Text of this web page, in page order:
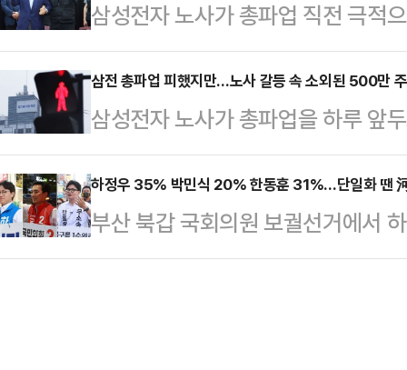
성과급(OPI) 체계를 유지하면서
설한 점이다.노사…
(1980년~2000년 출생자) 중심의
적 이익과 보상을 최우선으로 삼는
다.반면 이들이 내세운 실리주의가
계를 고스란히 드러냈다는 지적도
자지부(삼성전자 초기업노조…
삼성전자 노사가 총파업 직전 극적
를 놓고는 "삼성이 결국 상당 부분
점이었던 적자 사업부 성과급 배분
이고, 상한 없는 특별성과급 제도까
않게 흔들렸다는 분석이다.20일 공
는 DS(반도체)부문 특별경영성과
로 했다. 재원 규모는 사업성과의
(OPI) 1.5%와 …
삼전 총파업 피했지만…노사 갈등 속 소외된 500만
삼성전자 노사가 총파업을 하루 앞
약 500만명에 달하는 주주 목소리
로 주가 변동성과 투자 불안이 커졌
족했다는 것이다.21일 업계에 따르
이날 2026년 임금협상 잠정 합의
하정우 35% 박민식 20% 한동훈 31%…단일화 땐
부산 북갑 국회의원 보궐선거에서
속 후보가 다자·양자 구도 모두 오